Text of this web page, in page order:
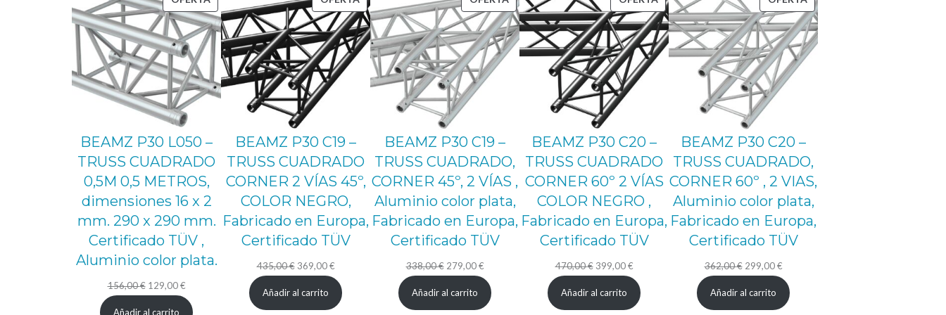
N
E
R
9
0
°
H
O
R
I
Z
N
T
EN
OFERTA
BEAMZ P30 L050 –
TRUSS CUADRADO
0,5M 0,5 METROS,
dimensiones 16 x 2
mm. 290 x 290 mm.
Certificado TÜV ,
Aluminio color plata.
156,00€ El129,00€El
precio
Añadir al carrito
EN
OFERTA
BEAMZ P30 C19 –
TRUSS CUADRADO
CORNER 2 VÍAS 45º,
COLOR NEGRO,
Fabricado en Europa,
Certificado TÜV
435,00€ El
369,00€El
precio
actual
Añadir al carrito
EN
OFERTA
BEAMZ P30 C19 –
TRUSS CUADRADO,
CORNER 45º, 2 VÍAS ,
Aluminio color plata,
Fabricado en Europa,
Certificado TÜV
338,00€ El
279,00€El
precio
actual
Añadir al carrito
EN
OFERTA
BEAMZ P30 C20 –
TRUSS CUADRADO
CORNER 60º 2 VÍAS
COLOR NEGRO ,
Fabricado en Europa,
Certificado TÜV
470,00€ El
399,00€El
precio
actual
Añadir al carrito
EN
OFERTA
BEAMZ P30 C20 –
TRUSS CUADRADO,
CORNER 60º , 2 VIAS,
Aluminio color plata,
Fabricado en Europa,
Certificado TÜV
362,00€ El
299,00€El
precio
actual
Añadir al carrito